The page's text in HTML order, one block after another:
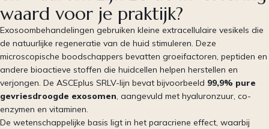
waard voor je praktijk?
Exosoombehandelingen gebruiken kleine extracellulaire vesikels die
de natuurlijke regeneratie van de huid stimuleren. Deze
microscopische boodschappers bevatten groeifactoren, peptiden en
andere bioactieve stoffen die huidcellen helpen herstellen en
verjongen. De ASCEplus SRLV-lijn bevat bijvoorbeeld 99,9% pure
gevriesdroogde exosomen , aangevuld met hyaluronzuur, co-
enzymen en vitaminen.
De wetenschappelijke basis ligt in het paracriene effect, waarbij